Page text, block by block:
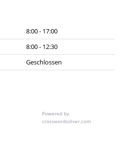
8:00 - 17:00
8:00 - 12:30
Geschlossen
Powered by
crosswordsolver.com